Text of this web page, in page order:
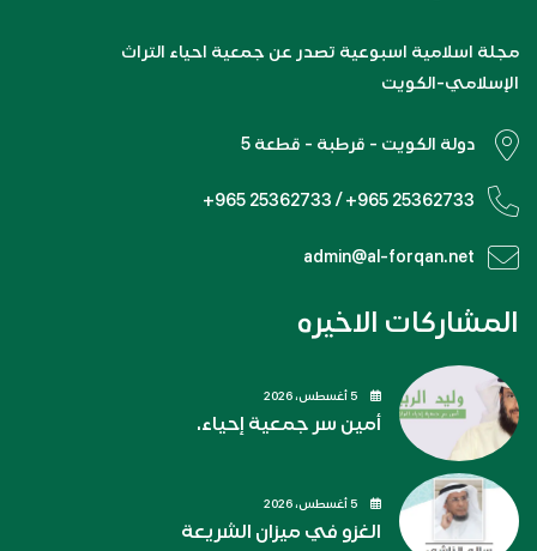
مجلة اسلامية اسبوعية تصدر عن جمعية احياء التراث
الإسلامي-الكويت
دولة الكويت - قرطبة - قطعة 5
+965 25362733 / +965 25362733
admin@al-forqan.net
المشاركات الاخيره
أمين سر جمعية إحياء.
الغزو في ميزان الشريعة